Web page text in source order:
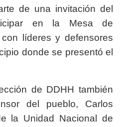
de una invitación del
en la Mesa de
líderes y defensores
donde se presentó el
de DDHH también
del pueblo, Carlos
la Unidad Nacional de